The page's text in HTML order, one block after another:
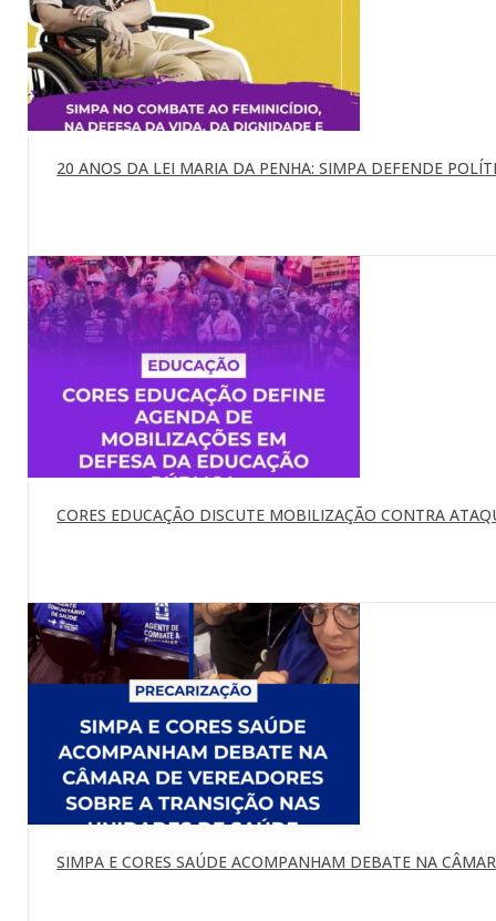
20 ANOS DA LEI MARIA DA PENHA: SIMPA DEFENDE
CORES EDUCAÇÃO DISCUTE MOBILIZAÇÃO CONTRA
SIMPA E CORES SAÚDE ACOMPANHAM DEBATE NA